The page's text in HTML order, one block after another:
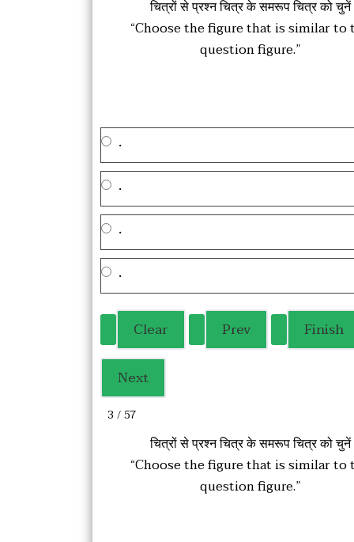
चित्रों से प्रश्न चित्र के समरूप चित्र को चुनें
“Choose the figure that is similar to
question figure.”
.
.
.
.
3 / 57
चित्रों से प्रश्न चित्र के समरूप चित्र को चुनें
“Choose the figure that is similar to
question figure.”